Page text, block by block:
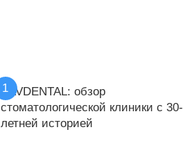
KAVDENTAL: обзор
стоматологической клиники с 30-
летней историей